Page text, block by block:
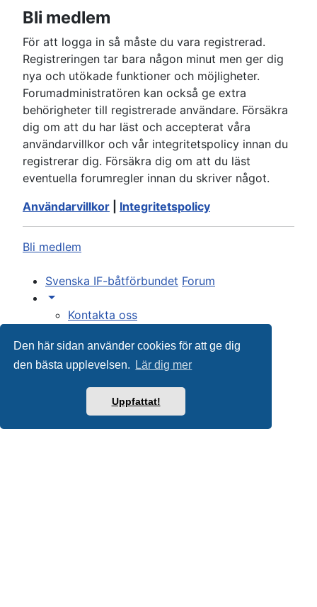
Den här sidan använder cookies för att ge dig
den bästa upplevelsen.
Lär dig mer
Uppfattat!
Bli medlem
För att logga in så måste du vara registrerad.
Registreringen tar bara någon minut men ger dig
nya och utökade funktioner och möjligheter.
Forumadministratören kan också ge extra
behörigheter till registrerade användare. Försäkra
dig om att du har läst och accepterat våra
användarvillkor och vår integritetspolicy innan du
registrerar dig. Försäkra dig om att du läst
eventuella forumregler innan du skriver något.
Användarvillkor
Integritetspolicy
Bli medlem
Svenska IF-båtförbundet Forum
Kontakta oss
Europe/Stockholm
Ta bort alla kakor
® Forum Software © phpBB